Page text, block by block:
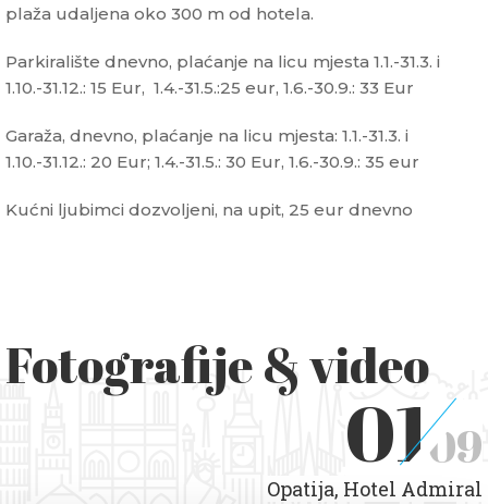
plaža udaljena oko 300 m od hotela.
Parkiralište dnevno, plaćanje na licu mjesta 1.1.-31.3. i
1.10.-31.12.: 15 Eur, 1.4.-31.5.:25 eur, 1.6.-30.9.: 33 Eur
Garaža, dnevno, plaćanje na licu mjesta: 1.1.-31.3. i
1.10.-31.12.: 20 Eur; 1.4.-31.5.: 30 Eur, 1.6.-30.9.: 35 eur
Kućni ljubimci dozvoljeni, na upit, 25 eur dnevno
Fotografije & video
0109
Opatija, Hotel Admiral